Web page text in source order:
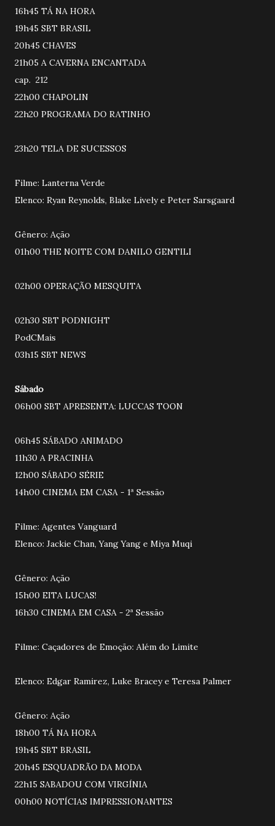
16h45 TÁ NA HORA
19h45 SBT BRASIL
20h45 CHAVES
21h05 A CAVERNA ENCANTADA
cap. 212
22h00 CHAPOLIN
22h20 PROGRAMA DO RATINHO
23h20 TELA DE SUCESSOS
Filme: Lanterna Verde
Elenco: Ryan Reynolds, Blake Lively e Peter Sarsgaard
Gênero: Ação
01h00 THE NOITE COM DANILO GENTILI
02h00 OPERAÇÃO MESQUITA
02h30 SBT PODNIGHT
PodCMais
03h15 SBT NEWS
Sábado
06h00 SBT APRESENTA: LUCCAS TOON
06h45 SÁBADO ANIMADO
11h30 A PRACINHA
12h00 SÁBADO SÉRIE
14h00 CINEMA EM CASA - 1ª Sessão
Filme: Agentes Vanguard
Elenco: Jackie Chan, Yang Yang e Miya Muqi
Gênero: Ação
15h00 EITA LUCAS!
16h30 CINEMA EM CASA - 2ª Sessão
Filme: Caçadores de Emoção: Além do Limite
Elenco: Edgar Ramirez, Luke Bracey e Teresa Palmer
Gênero: Ação
18h00 TÁ NA HORA
19h45 SBT BRASIL
20h45 ESQUADRÃO DA MODA
22h15 SABADOU COM VIRGÍNIA
00h00 NOTÍCIAS IMPRESSIONANTES